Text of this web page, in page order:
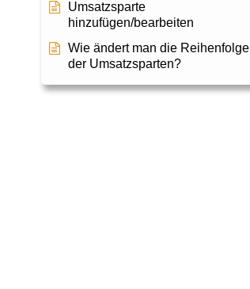
Umsatzsparte
hinzufügen/bearbeiten
Wie ändert man die Reihenfolge
der Umsatzsparten?